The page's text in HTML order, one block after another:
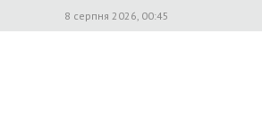
8 серпня 2026, 00:45